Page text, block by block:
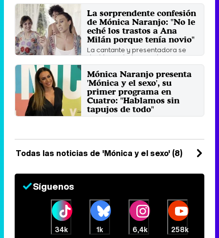
sexo' que volvería a estar con una
mujer.
Sábado 12 Octubre 2019 17:08
La sorprendente confesión
de Mónica Naranjo: "No le
eché los trastos a Ana
Milán porque tenía novio"
La cantante y presentadora se
deshizo en halagos a la que es
una de sus mejores amigas.
Sábado 21 Septiembre 2019 12:05
Mónica Naranjo presenta
'Mónica y el sexo', su
primer programa en
Cuatro: "Hablamos sin
tapujos de todo"
La cantante recorrerá distintos
Todas las noticias de 'Mónica y el sexo' (8)
Síguenos
34k 1k 6,4k 258k